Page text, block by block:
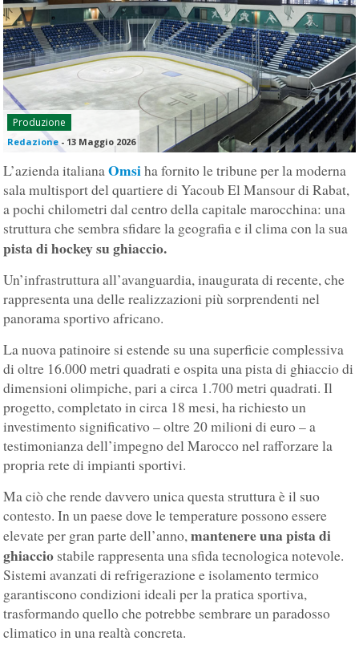
Produzione
Redazione - 13 Maggio 2026
L’azienda italianaOmsiha fornito le tribune per la moderna
sala multisport del quartiere di Yacoub El Mansour di Rabat,
a pochi chilometri dal centro della capitale marocchina: una
struttura che sembra sfidare la geografia e il clima con la sua
pista di hockey su ghiaccio.
Un’infrastruttura all’avanguardia, inaugurata di recente, che
rappresenta una delle realizzazioni più sorprendenti nel
panorama sportivo africano.
La nuova patinoire si estende su una superficie complessiva
di oltre 16.000 metri quadrati e ospita una pista di ghiaccio di
dimensioni olimpiche, pari a circa 1.700 metri quadrati. Il
progetto, completato in circa 18 mesi, ha richiesto un
investimento significativo – oltre 20 milioni di euro – a
testimonianza dell’impegno del Marocco nel rafforzare la
propria rete di impianti sportivi.
Ma ciò che rende davvero unica questa struttura è il suo
contesto. In un paese dove le temperature possono essere
elevate per gran parte dell’anno,mantenere una pista di
ghiaccio stabile rappresenta una sfida tecnologica notevole.
Sistemi avanzati di refrigerazione e isolamento termico
garantiscono condizioni ideali per la pratica sportiva,
trasformando quello che potrebbe sembrare un paradosso
climatico in una realtà concreta.